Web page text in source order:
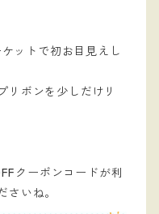
ットで初お目見えし
リボンを少しだけリ
クーポンコードが利
さいね。